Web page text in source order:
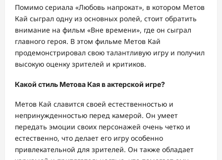
Помимо сериала «Любовь напрокат», в котором Метов
Кай сыграл одну из основных ролей, стоит обратить
внимание на фильм «Вне времени», где он сыграл
главного героя. В этом фильме Метов Кай
продемонстрировал свою талантливую игру и получил
высокую оценку зрителей и критиков.
Какой стиль Метова Кая в актерской игре?
Метов Кай славится своей естественностью и
непринужденностью перед камерой. Он умеет
передать эмоции своих персонажей очень четко и
естественно, что делает его игру особенно
привлекательной для зрителей. Он также обладает